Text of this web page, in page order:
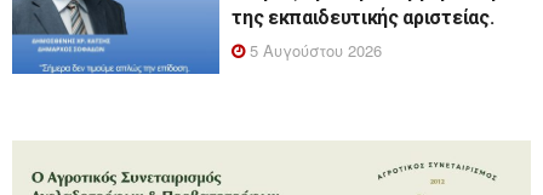
της εκπαιδευτικής αριστείας.
5 Αυγούστου 2026